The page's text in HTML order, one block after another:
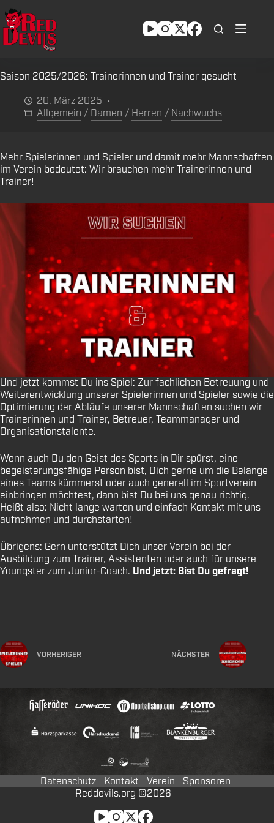
Zum
Inhalt
springen
Saison 2025/2026: Trainerinnen und Trainer gesucht
20. März 2025
Allgemein / Damen / Herren / Nachwuchs
Mehr Spielerinnen und Spieler und damit mehr Mannschaften
im Verein bedeutet: Wir brauchen mehr Trainerinnen und
Trainer!
Und jetzt kommst Du ins Spiel: Zur fachlichen Betreuung und
Weiterentwicklung unserer Spielerinnen und Spieler sowie die
Optimierung der Abläufe unserer Mannschaften suchen wir
Trainerinnen und Trainer, Betreuer, Teammanager und
Organisationstalente.
Wenn auch Du den Geist des Sports in Dir spürst, eine
begeisterungsfähige Person bist, Dich gerne um die Belange
eines Teams kümmerst oder auch generell im Sportverein
einbringen möchtest, dann bist Du bei uns genau richtig.
Heißt also: Nicht lange warten und einfach Kontakt mit uns
aufnehmen und durchstarten!
Übrigens: Gern unterstützt Dich unser Verein bei der
Ausbildung zum Trainer, Assistenten oder auch für unsere
Youngster zum Junior-Coach. Und jetzt: Bist Du gefragt!
VORHERIGER NÄCHSTER
Datenschutz Kontakt Verein
Sponsoren
Reddevils.org ©2026